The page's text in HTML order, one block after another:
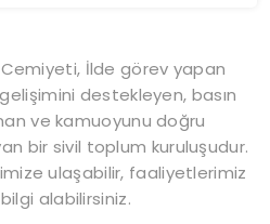
İlde görev yapan
destekleyen, basın
ve kamuoyunu doğru
bir sivil toplum kuruluşudur.
ulaşabilir, faaliyetlerimiz
alabilirsiniz.